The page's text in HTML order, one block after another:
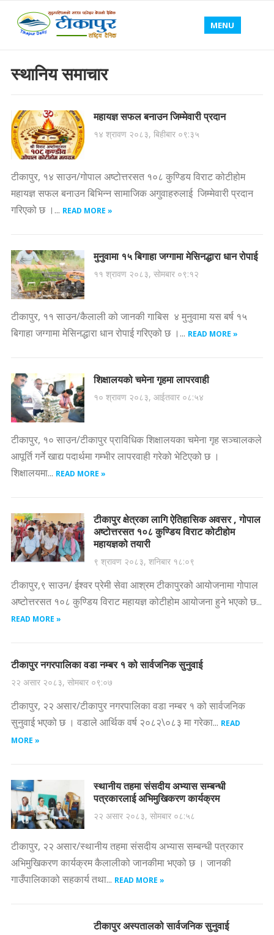
MENU
स्थानिय समाचार
महायज्ञ सफल बनाउन जिम्मेवारी प्रदान
१४ श्रावण २०८३, बिहीबार ०९:३५
टीकापुर, १४ साउन/गोपाल अष्टोत्तरसत १०८ कुण्डिय विराट कोटीहोम
महायज्ञ सफल बनाउन बिभिन्न सामाजिक अगुवाहरुलाई जिम्मेवारी प्रदान
गरिएको छ ।... READ MORE »
मुनुवामा १५ बिगाहा जग्गामा मेसिनद्धारा धान रोपाई
११ श्रावण २०८३, सोमबार ०९:१२
टीकापुर, ११ साउन/कैलाली को जानकी गाबिस ४ मुनुवामा यस बर्ष १५
बिगाहा जग्गामा मेसिनद्धारा धान रोपाई गरिएको छ ।... READ MORE »
शिक्षालयको चमेना गृहमा लापरवाही
१० श्रावण २०८३, आईतवार ०८:५४
टीकापुर, १० साउन/टीकापुर प्राविधिक शिक्षालयका चमेना गृह सञ्चालकले
आपूर्ति गर्ने खाद्य पदार्थमा गम्भीर लापरवाही गरेको भेटिएको छ ।
शिक्षालयमा... READ MORE »
टीकापुर क्षेत्रका लागि ऐतिहासिक अवसर , गोपाल
अष्टोत्तरसत १०८ कुण्डिय विराट कोटीहोम
महायज्ञको तयारी
९ श्रावण २०८३, शनिबार १८:०९
टीकापुर,९ साउन/ ईश्वर प्रेमी सेवा आश्रम टीकापुरको आयोजनामा गोपाल
अष्टोत्तरसत १०८ कुण्डिय विराट महायज्ञ कोटीहोम आयोजना हुने भएको छ...
READ MORE »
टीकापुर नगरपालिका वडा नम्बर १ को सार्वजनिक सुनुवाई
२२ असार २०८३, सोमबार ०९:०७
टीकापुर, २२ असार/टीकापुर नगरपालिका वडा नम्बर १ को सार्वजनिक
सुनुवाई भएको छ । वडाले आर्थिक वर्ष २०८२\०८३ मा गरेका... READ
MORE »
स्थानीय तहमा संसदीय अभ्यास सम्बन्धी
पत्रकारलाई अभिमुखिकरण कार्यक्रम
२२ असार २०८३, सोमबार ०८:५८
टीकापुर, २२ असार/स्थानीय तहमा संसदीय अभ्यास सम्बन्धी पत्रकार
अभिमुखिकरण कार्यक्रम कैलालीको जानकीमा भएको छ । जानकी
गाउँपालिकाको सहकार्य तथा... READ MORE »
टीकापुर अस्पतालको सार्वजनिक सुनुवाई